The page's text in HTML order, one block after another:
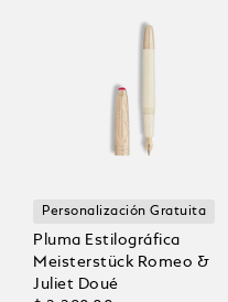
Personalización Gratuita
Pluma Estilográfica
Meisterstück Romeo &
Juliet Doué